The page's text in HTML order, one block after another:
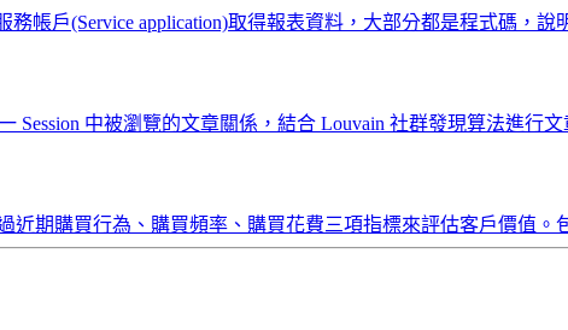
帳戶(Service application)取得報表資料，大部分都是程式碼，說
中被瀏覽的文章關係，結合 Louvain 社群發現算法進行
近期購買行為、購買頻率、購買花費三項指標來評估客戶價值。